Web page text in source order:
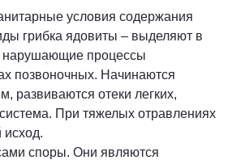
условия содержания
грибка ядовиты – выделяют в
нарушающие процессы
позвоночных. Начинаются
развиваются отеки легких,
При тяжелых отравлениях
споры. Они являются